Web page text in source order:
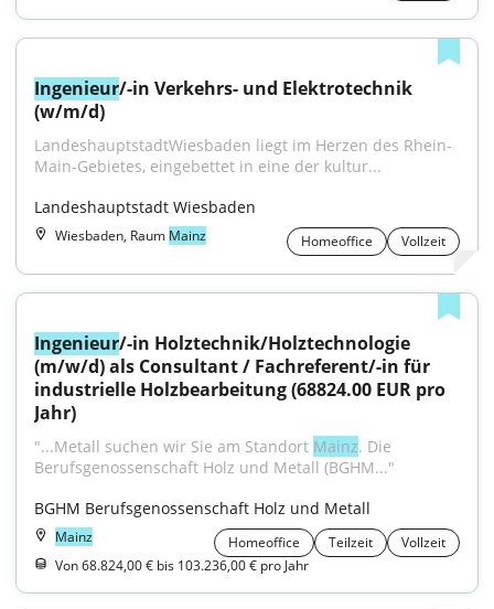
Ingenieur/-in Verkehrs- und Elektrotechnik
(w/m/d)
LandeshauptstadtWiesbaden liegt im Herzen des Rhein-
Main-Gebietes, eingebettet in eine der kultur...
Landeshauptstadt Wiesbaden
Wiesbaden, Raum Mainz Homeoffice Vollzeit
Ingenieur/-in Holztechnik/Holztechnologie
(m/w/d) als Consultant / Fachreferent/-in für
industrielle Holzbearbeitung (68824.00 EUR pro
Jahr)
"...Metall suchen wir Sie am Standort Mainz. Die
Berufsgenossenschaft Holz und Metall (BGHM..."
BGHM Berufsgenossenschaft Holz und Metall
Mainz Homeoffice Teilzeit
Vollzeit
Von 68.824,00 € bis 103.236,00 € pro Jahr